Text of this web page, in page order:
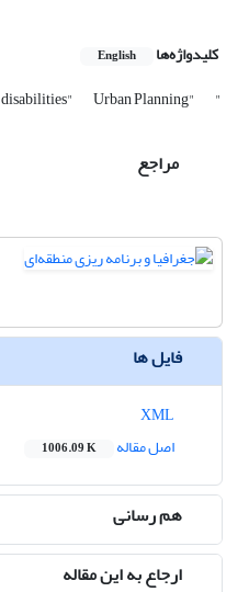
کلیدواژه‌ها English
disabilities" Urban Planning" "
مراجع
فایل ها
اصل مقاله
1006.09 K
هم رسانی
ارجاع به این مقاله